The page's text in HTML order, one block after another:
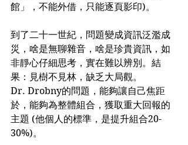
館」，不能外借，只能逐頁影印)。
到了二十一世紀，問題變成資訊泛濫成
災，啥是無聊雜音，啥是珍貴資訊，如
非靜心仔細思考，實在難以辨別。結
果：見樹不見林，缺乏大局觀。
Dr. Drobny的問題，能夠讓自己焦距
於，能夠為整體組合，獲取重大回報的
主題 (他個人的標準，是提升組合20-
30%)。